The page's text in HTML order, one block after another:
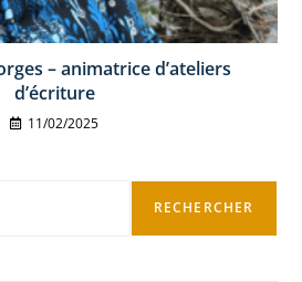
– animatrice d’ateliers
d’écriture
11/02/2025
RECHERCHER